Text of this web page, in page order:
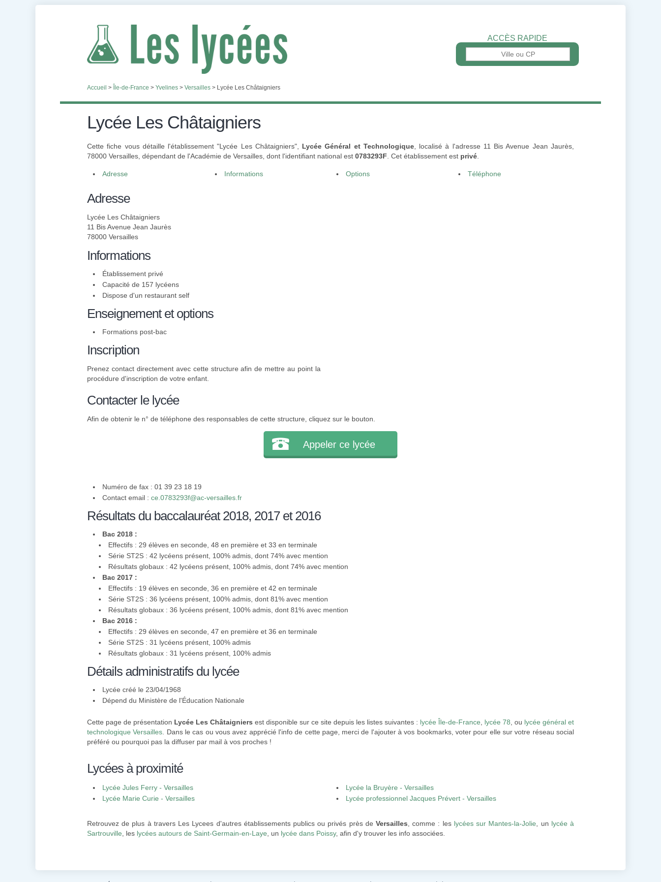
ACCÈS RAPIDE
Accueil > Île-de-France > Yvelines > Versailles > Lycée Les Châtaigniers
Lycée Les Châtaigniers
Cette fiche vous détaille l'établissement "Lycée Les Châtaigniers", Lycée Général et Technologique, localisé à l'adresse 11 Bis Avenue Jean Jaurès,
78000 Versailles, dépendant de l'Académie de Versailles, dont l'identifiant national est 0783293F . Cet établissement est privé
Adresse Informations Options Téléphone
Adresse
Lycée Les Châtaigniers
11 Bis Avenue Jean Jaurès
78000 Versailles
Informations
Établissement privé
Capacité de 157 lycéens
Dispose d'un restaurant self
Enseignement et options
Formations post-bac
Inscription
Prenez contact directement avec cette structure afin de mettre au point la
procédure d'inscription de votre enfant.
Contacter le lycée
Afin de obtenir le n° de téléphone des responsables de cette structure, cliquez sur le bouton.
Appeler ce lycée
Numéro de fax : 01 39 23 18 19
Contact email : ce.0783293f@ac-versailles.fr
Résultats du baccalauréat 2018, 2017 et 2016
Bac 2018 :
Effectifs : 29 élèves en seconde, 48 en première et 33 en terminale
Série ST2S : 42 lycéens présent, 100% admis, dont 74% avec mention
Résultats globaux : 42 lycéens présent, 100% admis, dont 74% avec mention
Bac 2017 :
Effectifs : 19 élèves en seconde, 36 en première et 42 en terminale
Série ST2S : 36 lycéens présent, 100% admis, dont 81% avec mention
Résultats globaux : 36 lycéens présent, 100% admis, dont 81% avec mention
Bac 2016 :
Effectifs : 29 élèves en seconde, 47 en première et 36 en terminale
Série ST2S : 31 lycéens présent, 100% admis
Résultats globaux : 31 lycéens présent, 100% admis
Détails administratifs du lycée
Lycée créé le 23/04/1968
Dépend du Ministère de l'Éducation Nationale
Cette page de présentation Lycée Les Châtaigniers est disponible sur ce site depuis les listes suivantes : lycée Île-de-France lycée 78 , ou lycée général et
technologique Versailles . Dans le cas ou vous avez apprécié l'info de cette page, merci de l'ajouter à vos bookmarks, voter pour elle sur votre réseau social
préféré ou pourquoi pas la diffuser par mail à vos proches !
Lycées à proximité
Lycée Jules Ferry - Versailles
Lycée la Bruyère - Versailles
Lycée Marie Curie - Versailles
Lycée professionnel Jacques Prévert - Versailles
Retrouvez de plus à travers Les Lycees d'autres établissements publics ou privés près deVersailles , comme : les lycées sur Mantes-la-Jolie , un lycée à
Sartrouville , les lycées autours de Saint-Germain-en-Laye , un lycée dans Poissy, afin d'y trouver les info associées.